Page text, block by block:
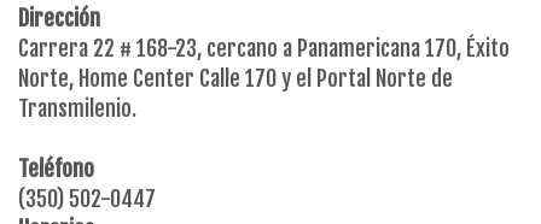
Dirección
Carrera 22 # 168-23, cercano a Panamericana 170, Éxito
Norte, Home Center Calle 170 y el Portal Norte de
Transmilenio.
Teléfono
(350) 502-0447